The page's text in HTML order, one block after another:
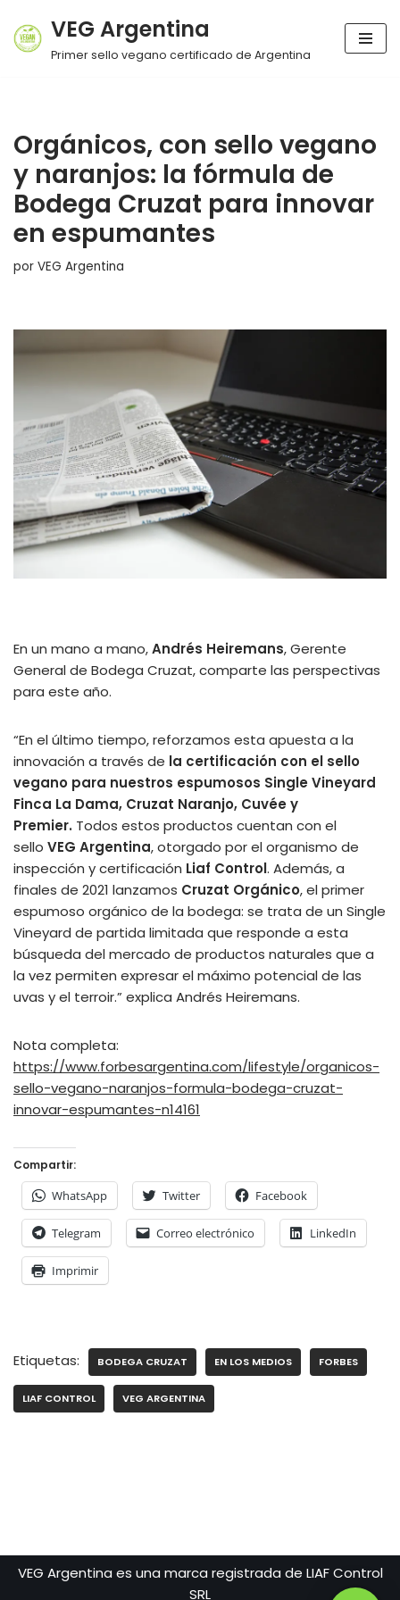
Ir
VEG Argentina
Primer sello vegano certificado de Argentina
Orgánicos, con sello vegano
y naranjos: la fórmula de
Bodega Cruzat para innovar
en espumantes
por VEG Argentina
En un mano a mano,Andrés Heiremans, Gerente
General de Bodega Cruzat, comparte las perspectivas
para este año.
“En el último tiempo, reforzamos esta apuesta a la
innovación a través de la certificación con el sello
vegano para nuestros espumosos Single Vineyard
Finca La Dama, Cruzat Naranjo, Cuvée y
Premier. Todos estos productos cuentan con el
sello VEG Argentina, otorgado por el organismo de
inspección y certificación Liaf Control. Además, a
finales de 2021 lanzamos Cruzat Orgánico, el primer
espumoso orgánico de la bodega: se trata de un Single
Vineyard de partida limitada que responde a esta
búsqueda del mercado de productos naturales que a
la vez permiten expresar el máximo potencial de las
uvas y el terroir.” explica Andrés Heiremans.
Nota completa:
https://www.forbesargentina.com/lifestyle/organicos-
sello-vegano-naranjos-formula-bodega-cruzat-
innovar-espumantes-n14161
Compartir:
WhatsApp Twitter Facebook
Telegram Correo electrónico LinkedIn
Imprimir
Etiquetas: BODEGA CRUZAT EN LOS MEDIOS FORBES
LIAF CONTROL VEG ARGENTINA
VEG Argentina es una marca registrada de LIAF Control
SRL